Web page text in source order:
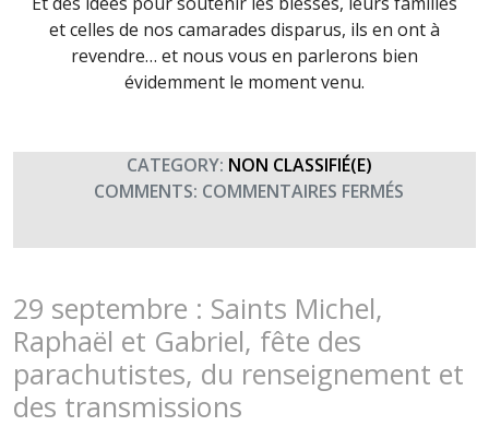
et celles de nos camarades disparus, ils en ont à
revendre… et nous vous en parlerons bien
évidemment le moment venu.
CATEGORY: NON CLASSIFIÉ(E)
COMMENTS: COMMENTAIRES FERMÉS
DA
29 septembre : Saints Michel,
Raphaël et Gabriel, fête des
parachutistes, du renseignement et
des transmissions